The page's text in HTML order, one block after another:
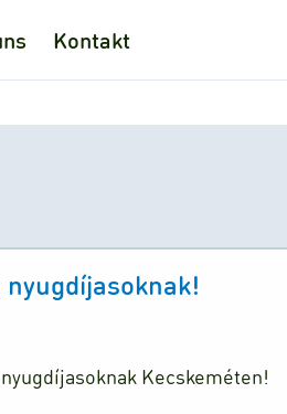
Kontakt
Kecskeméten!